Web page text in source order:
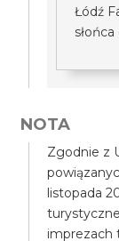
Łódź
NOTA
Zgodnie z
listopada
imprezach